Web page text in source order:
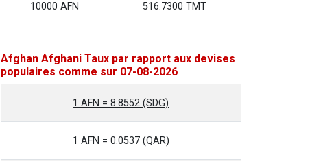
10000 AFN 516.7300 TMT
Afghan Afghani Taux par rapport aux devises
populaires comme sur 07-08-2026
1 AFN = 8.8552 (SDG)
1 AFN = 0.0537 (QAR)